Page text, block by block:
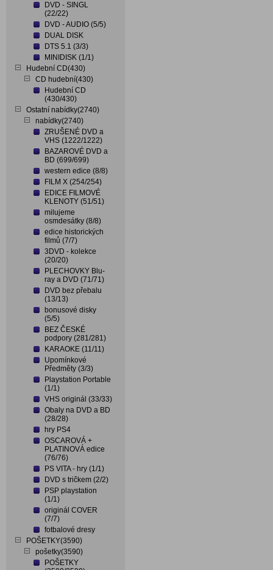
DVD - SINGL
(22/22)
DVD - AUDIO (5/5)
DUAL DISK
DTS 5.1 (3/3)
MINIDISK (1/1)
Hudební CD(430)
CD hudební(430)
Hudební CD
(430/430)
Ostatní nabídky(2740)
nabídky(2740)
ZRUŠENÉ DVD a
VHS (1222/1222)
BAZAROVÉ DVD a
BD (699/699)
western edice (8/8)
FILM X (254/254)
EDICE FILMOVÉ
KLENOTY (51/51)
milujeme
osmdesátky (8/8)
edice historických
filmů (7/7)
3DVD - kolekce
(20/20)
PLECHOVKY Blu-
ray a DVD (71/71)
DVD bez přebalu
(13/13)
bonusové disky
(5/5)
BEZ ČESKÉ
podpory (281/281)
KARAOKE (11/11)
Upomínkové
Předměty (3/3)
Playstation Portable
(1/1)
VHS originál (33/33)
Obaly na DVD a BD
(28/28)
hry PS4
OSCAROVÁ +
PLATINOVÁ edice
(76/76)
PS VITA - hry (1/1)
DVD s tričkem (2/2)
PSP playstation
(1/1)
originál COVER
(7/7)
fotbalové dresy
POŠETKY(3590)
pošetky(3590)
POŠETKY